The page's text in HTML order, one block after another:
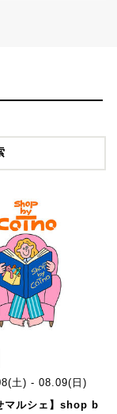
土) - 08.09(日)
マルシェ】shop b